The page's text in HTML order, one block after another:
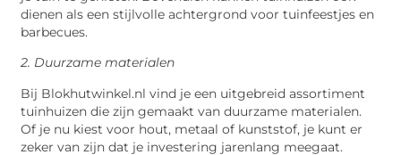
dienen als een stijlvolle achtergrond voor tuinfeestjes en
barbecues.
2. Duurzame materialen
Bij Blokhutwinkel.nl vind je een uitgebreid assortiment
tuinhuizen die zijn gemaakt van duurzame materialen.
Of je nu kiest voor hout, metaal of kunststof, je kunt er
zeker van zijn dat je investering jarenlang meegaat.